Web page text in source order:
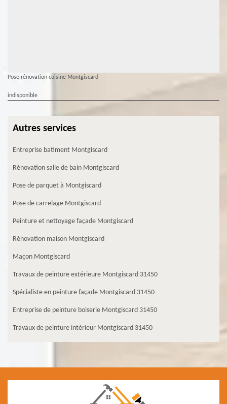
Pose rénovation cuisine Montgiscard
indisponible
Autres services
Entreprise batiment Montgiscard
Rénovation salle de bain Montgiscard
Pose de parquet à Montgiscard
Pose de carrelage Montgiscard
Peinture et nettoyage façade Montgiscard
Rénovation maison Montgiscard
Maçon Montgiscard
Travaux de peinture extérieure Montgiscard 31450
Spécialiste en peinture façade Montgiscard 31450
Entreprise de peinture boiserie Montgiscard 31450
Travaux de peinture intérieur Montgiscard 31450